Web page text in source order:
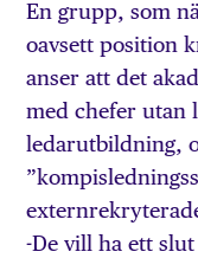
En grupp, som
oavsett position
anser att det
med chefer utan
ledarutbildning,
-De vill ha ett